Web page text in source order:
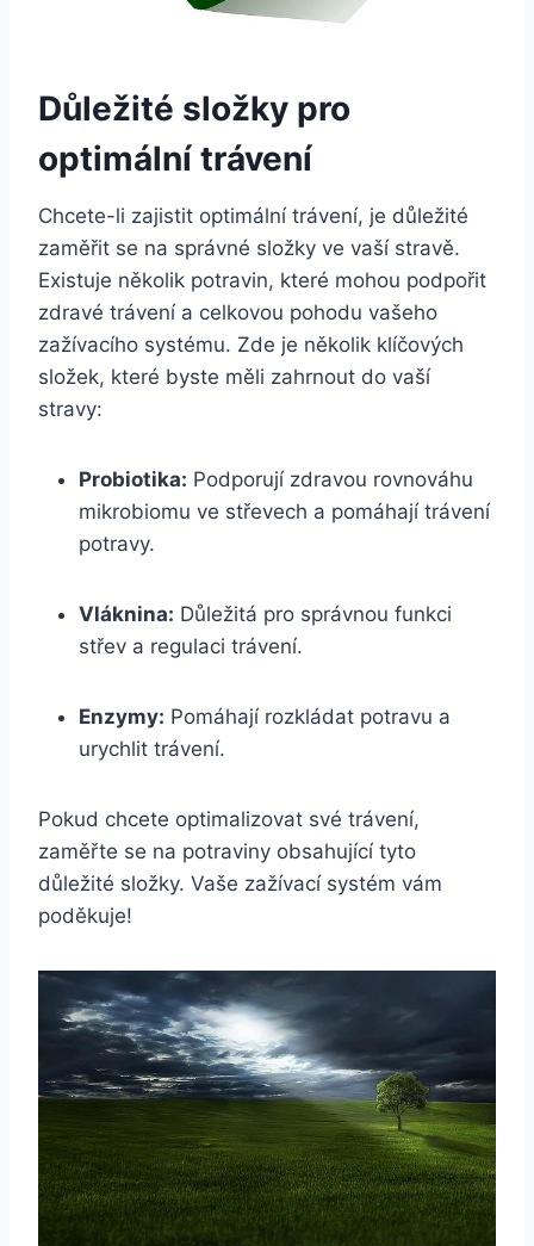
Důležité složky pro
optimální⁢ trávení
Chcete-li‌ zajistit optimální trávení, ⁤je důležité⁣
zaměřit⁣ se⁣ na správné⁣ složky‍ ve vaší stravě.
‍Existuje několik potravin, které mohou podpořit
zdravé‌ trávení a​ celkovou pohodu vašeho
zažívacího systému. Zde ‍je několik klíčových
složek, které byste měli zahrnout do⁤ vaší
stravy:
Probiotika: Podporují zdravou rovnováhu
mikrobiomu ve⁢ střevech a pomáhají trávení
potravy.
Vláknina: Důležitá pro správnou funkci
střev a regulaci ⁢trávení.
Enzymy: Pomáhají rozkládat⁣ potravu a
urychlit trávení.
Pokud chcete optimalizovat své trávení,
zaměřte se na potraviny⁤ obsahující tyto
důležité složky. Vaše zažívací​ systém ⁢vám
⁣poděkuje!